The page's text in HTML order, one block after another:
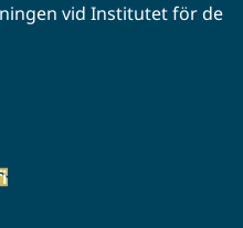
vid Institutet för de